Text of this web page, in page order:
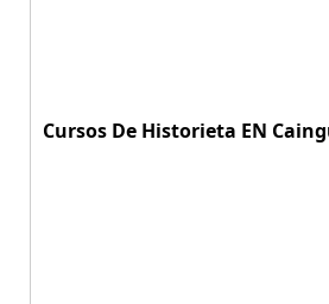
Cursos De Historieta EN